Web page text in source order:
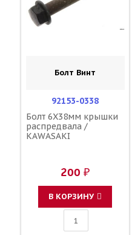
Болт Винт
92153-0338
Болт 6X38мм крышки
распредвала /
KAWASAKI
200 ₽
В КОРЗИНУ